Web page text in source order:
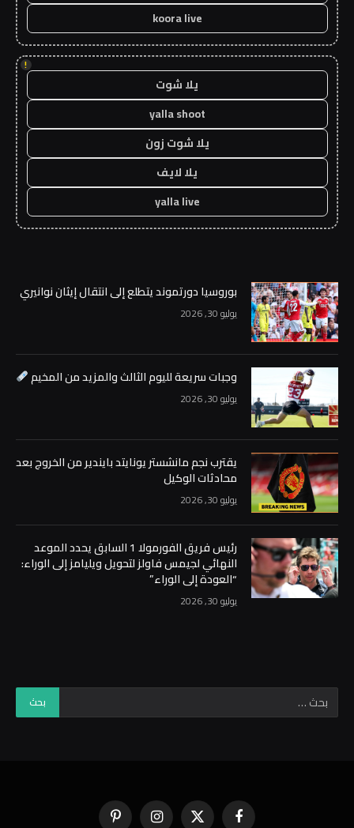
koora live
!
يلا شوت
yalla shoot
يلا شوت زون
يلا لايف
yalla live
بوروسيا دورتموند يتطلع إلى انتقال إيثان نوانيري
يوليو 30, 2026
وجبات سريعة لليوم الثالث والمزيد من المخيم
يوليو 30, 2026
يقترب نجم مانشستر يونايتد بايندير من الخروج بعد
محادثات الوكيل
يوليو 30, 2026
رئيس فريق الفورمولا 1 السابق يحدد الموعد
النهائي لجيمس فاولز لتحويل ويليامز إلى الوراء:
“العودة إلى الوراء”
يوليو 30, 2026
فيسبوك X الانستغرامبينتيريست